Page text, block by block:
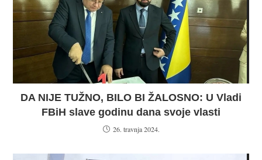
DA NIJE TUŽNO, BILO BI ŽALOSNO: U Vladi
FBiH slave godinu dana svoje vlasti
26. travnja 2024.